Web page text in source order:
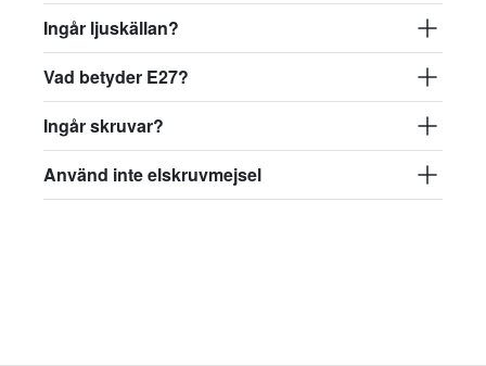
Ingår ljuskällan?
Vad betyder E27?
Ingår skruvar?
Använd inte elskruvmejsel